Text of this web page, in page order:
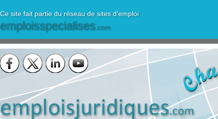
Ce site fait partie du réseau de sites d'emploi
emploisspecialises.com